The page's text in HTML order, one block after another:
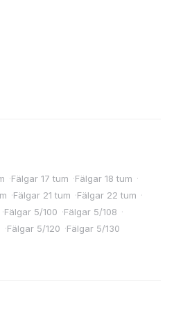
·Fälgar 17 tum ·Fälgar 18 tum ·
·Fälgar 21 tum ·Fälgar 22 tum ·
·Fälgar 5/100 ·Fälgar 5/108 ·
·Fälgar 5/120 ·Fälgar 5/130